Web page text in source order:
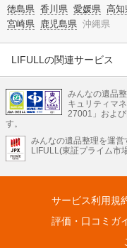
徳島県 香川県 愛媛県 高知
宮崎県 鹿児島県 沖縄県
LIFULLの関連サービス
不動産・住宅
引越し 老
不動産クラウドファンディ
LIFULL HOME'Sのサービ
不動産・住宅
不動産査定 マンション専
不動産アーカイブ
空き家
不動産用語集 住まいのお
アプリ 不動産デ
みんなの遺品
キュリティマ
27001」およ
す。
みんなの遺品整理を運
LIFULL(東証プライム市
サービス利用規
評価・口コミガ